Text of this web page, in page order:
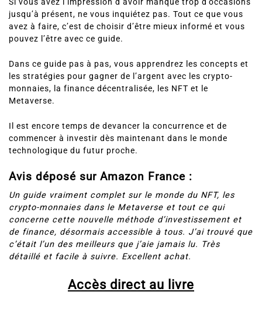
Si vous avez l’impression d’avoir manqué trop d’occasions
jusqu’à présent, ne vous inquiétez pas. Tout ce que vous
avez à faire, c’est de choisir d’être mieux informé et vous
pouvez l’être avec ce guide.
Dans ce guide pas à pas, vous apprendrez les concepts et
les stratégies pour gagner de l’argent avec les crypto-
monnaies, la finance décentralisée, les NFT et le
Metaverse.
Il est encore temps de devancer la concurrence et de
commencer à investir dès maintenant dans le monde
technologique du futur proche.
Avis déposé sur Amazon France :
Un guide vraiment complet sur le monde du NFT, les
crypto-monnaies dans le Metaverse et tout ce qui
concerne cette nouvelle méthode d’investissement et
de finance, désormais accessible à tous. J’ai trouvé que
c’était l’un des meilleurs que j’aie jamais lu. Très
détaillé et facile à suivre. Excellent achat.
Accès direct au livre